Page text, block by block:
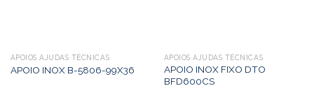
APOIOS AJUDAS TÉCNICAS
APOIO INOX B-5806-99X36
APOIOS AJUDAS TÉCNICAS
APOIO INOX FIXO DTO
BFD600CS